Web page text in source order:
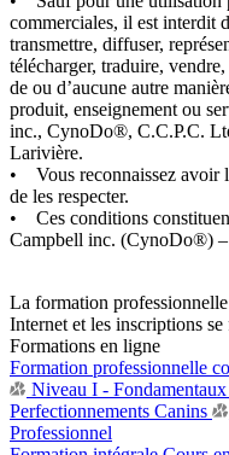
commerciales, il est interdit
transmettre, diffuser,
télécharger, traduire,
de ou d’aucune autre
produit, enseignement ou
inc., CynoDo®, C.C.P.C.
Larivière.
• Vous reconnaissez avoir
de les respecter.
• Ces conditions
Campbell inc. (CynoDo®) –
La formation
Internet et les inscriptions
Formations en ligne
Formation professionnelle
Niveau I -
Perfectionnements Canins
Professionnel